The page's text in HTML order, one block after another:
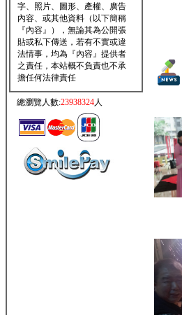
字、照片、圖形、產權、廣告
內容、或其他資料（以下簡稱
『內容』），無論其為公開張
貼或私下傳送，若有不實或違
法情事，均為『內容』提供者
之責任，本站概不負責也不承
擔任何法律責任
總瀏覽人數:23938324人